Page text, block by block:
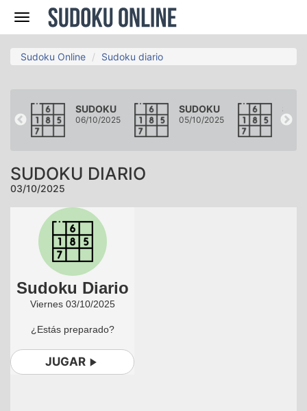
Navegación
Sudoku Online Sudoku diario
SUDOKU
06/10/2025
SUDOKU
05/10/2025 04/
SUDOKU DIARIO
03/10/2025
Sudoku Diario
Viernes 03/10/2025
¿Estás preparado?
JUGAR